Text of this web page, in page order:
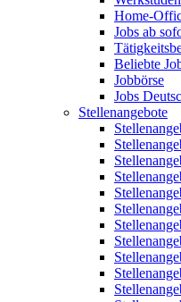
Home-
Jobs ab
Beliebte
Jobbörse
Jobs
Stellenangebote